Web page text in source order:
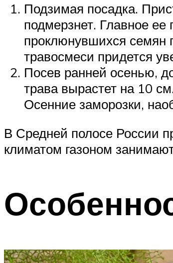
Подзимая посадка.
подмерзнет. Главное
проклюнувшихся семян
травосмеси придется
Посев ранней осенью,
трава вырастет на 10
Осенние заморозки,
В Средней полосе России
климатом газоном